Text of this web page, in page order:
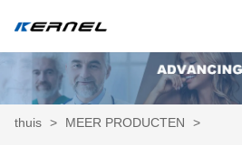
thuis > MEER PRODUCTEN >